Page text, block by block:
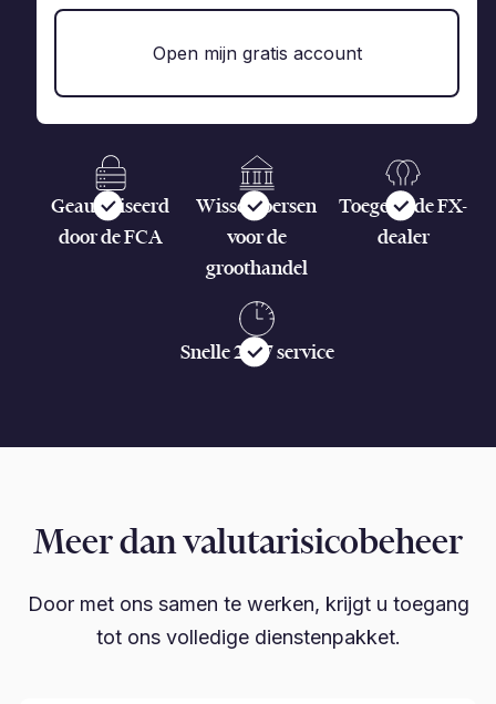
Open mijn gratis account
Geautoriseerd
door de FCA
Wisselkoersen
voor de
groothandel
Toegewijde FX-
dealer
Snelle 24/7 service
Meer dan valutarisicobeheer
Door met ons samen te werken, krijgt u toegang
tot ons volledige dienstenpakket.